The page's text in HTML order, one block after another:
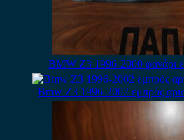
BMW Z3 1996-2000 φανάρι
Bmw Z3 1996-2002 εμπρός